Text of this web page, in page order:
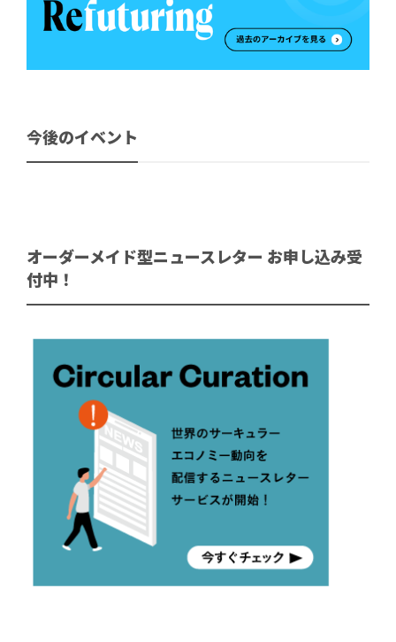
今後のイベント
オーダーメイド型ニュースレター お申し込み受
付中！